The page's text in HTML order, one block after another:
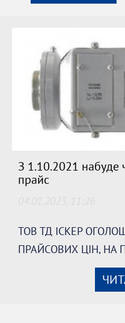
З 1.10.2021 набуде
прайс
ТОВ ТД ІСКЕР
ПРАЙСОВИХ ЦІН, НА